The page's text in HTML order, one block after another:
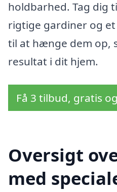
holdbarhed. Tag dig
rigtige gardiner og
til at hænge dem op,
resultat i dit hjem.
Få 3 tilbud, gratis
Oversigt
med